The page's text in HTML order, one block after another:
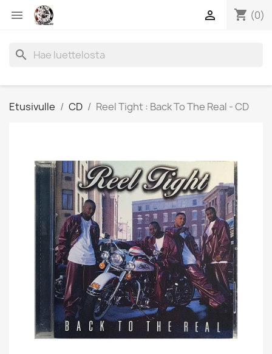
 shopping_cart (0)

search
Etusivulle CD Reel Tight : Back To The Real - CD